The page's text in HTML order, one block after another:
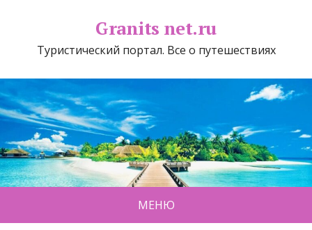
Granits net.ru
Туристический портал. Все о путешествиях
МЕНЮ